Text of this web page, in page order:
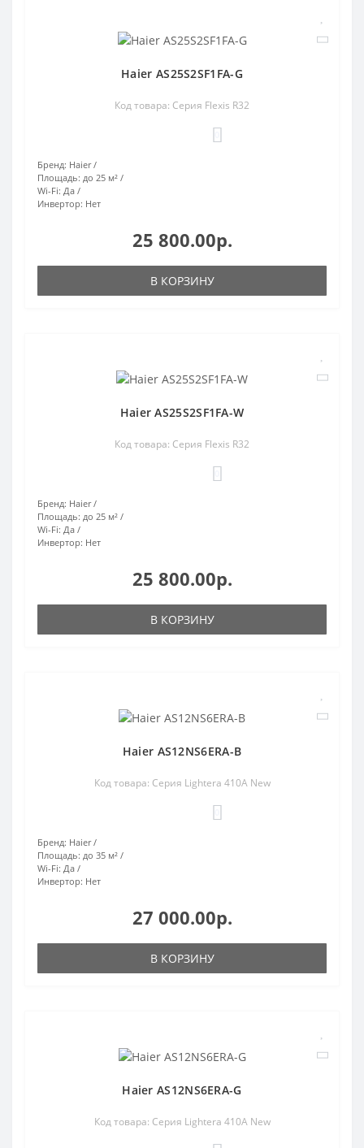
Haier AS25S2SF1FA-G
Код товара: Серия Flexis R32
Бренд: Haier
Площадь: до 25 м²
Wi-Fi: Да
Инвертор: Нет
25 800.00р.
В КОРЗИНУ
Haier AS25S2SF1FA-W
Код товара: Серия Flexis R32
Бренд: Haier
Площадь: до 25 м²
Wi-Fi: Да
Инвертор: Нет
25 800.00р.
В КОРЗИНУ
Haier AS12NS6ERA-B
Код товара: Серия Lightera 410A New
Бренд: Haier
Площадь: до 35 м²
Wi-Fi: Да
Инвертор: Нет
27 000.00р.
В КОРЗИНУ
Haier AS12NS6ERA-G
Код товара: Серия Lightera 410A New